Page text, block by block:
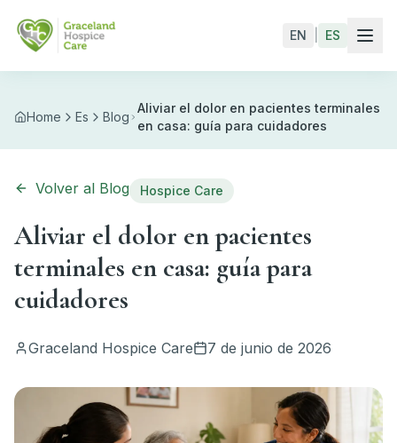
EN ES
Home Es Blog
Aliviar el dolor en pacientes terminales
en casa: guía para cuidadores
Volver al Blog Hospice Care
Aliviar el dolor en pacientes
terminales en casa: guía para
cuidadores
Graceland Hospice Care 7 de junio de 2026